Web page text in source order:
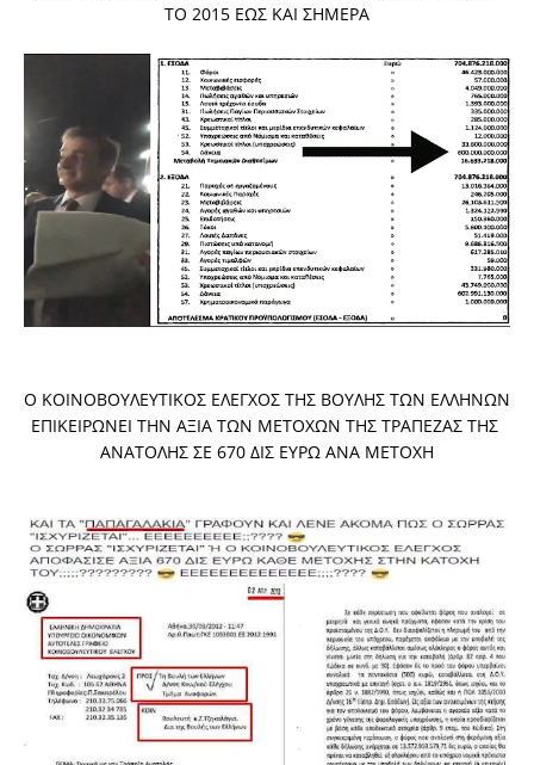
ΤΟ 2015 ΕΩΣ ΚΑΙ ΣΗΜΕΡΑ
Ο ΚΟΙΝΟΒΟΥΛΕΥΤΙΚΟΣ ΕΛΕΓΧΟΣ ΤΗΣ ΒΟΥΛΗΣ ΤΩΝ ΕΛΛΗΝΩΝ
ΕΠΙΚΕΙΡΩΝΕΙ ΤΗΝ ΑΞΙΑ ΤΩΝ ΜΕΤΟΧΩΝ ΤΗΣ ΤΡΑΠΕΖΑΣ ΤΗΣ
ΑΝΑΤΟΛΗΣ ΣΕ 670 ΔΙΣ ΕΥΡΩ ΑΝΑ ΜΕΤΟΧΗ